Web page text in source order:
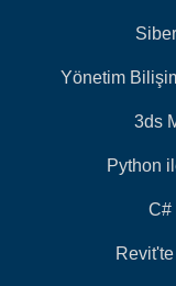
Yönetim
3ds
Python
C#